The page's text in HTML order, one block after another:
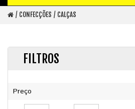
CONFECÇÕES CALÇAS
FILTROS
Preço